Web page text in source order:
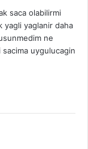
saca olabilirmi
yagli yaglanir daha
ne
uygulucagin